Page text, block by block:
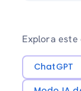
Explora este
ChatGPT